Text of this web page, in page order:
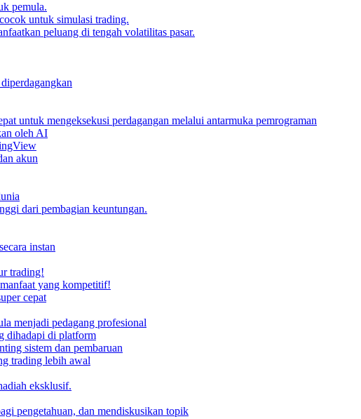
pemula.
untuk simulasi trading.
peluang di tengah volatilitas pasar.
untuk mengeksekusi perdagangan melalui antarmuka pemrograman
oleh AI
akun
dari pembagian keuntungan.
instan
trading!
yang kompetitif!
cepat
menjadi pedagang profesional
dihadapi di platform
sistem dan pembaruan
trading lebih awal
eksklusif.
pengetahuan, dan mendiskusikan topik